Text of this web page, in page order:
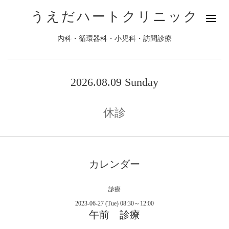
うえだハートクリニック
内科・循環器科・小児科・訪問診療
2026.08.09 Sunday
休診
カレンダー
診療
2023-06-27 (Tue) 08:30～12:00
午前 診療